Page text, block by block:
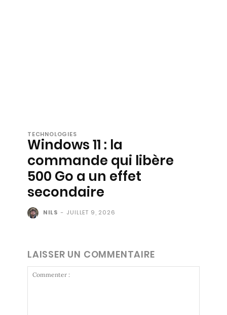
TECHNOLOGIES
Windows 11 : la
commande qui libère
500 Go a un effet
secondaire
NILS - JUILLET 9, 2026
LAISSER UN COMMENTAIRE